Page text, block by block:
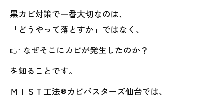
黒カビ対策で一番大切なのは、
「どうやって落とすか」ではなく、
👉 なぜそこにカビが発生したのか？
を知ることです。
ＭＩＳＴ工法®カビバスターズ仙台では、